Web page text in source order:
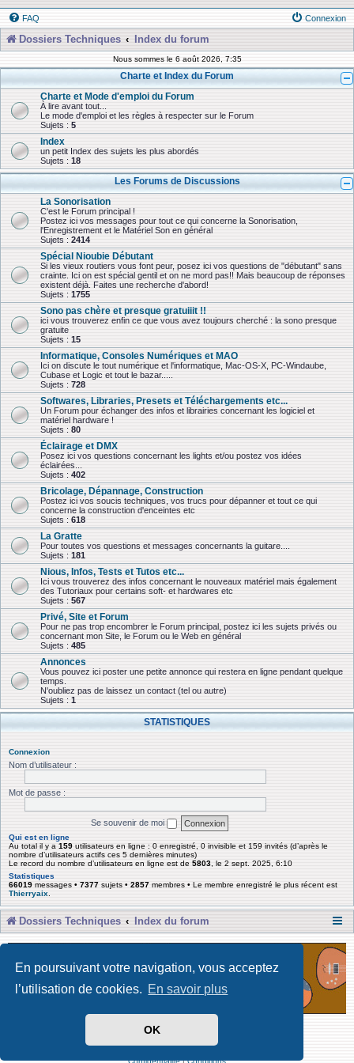
En poursuivant votre navigation, vous acceptez
l’utilisation de cookies. En savoir plus
OK
FAQ Connexion
Dossiers Techniques Index du forum
Nous sommes le 6 août 2026, 7:35
Charte et Index du Forum
Charte et Mode d'emploi du Forum
À lire avant tout...
Le mode d'emploi et les règles à respecter sur le Forum
Sujets : 5
Index
un petit Index des sujets les plus abordés
Sujets : 18
Les Forums de Discussions
La Sonorisation
C'est le Forum principal !
Postez ici vos messages pour tout ce qui concerne la Sonorisation,
l'Enregistrement et le Matériel Son en général
Sujets : 2414
Spécial Nioubie Débutant
Si les vieux routiers vous font peur, posez ici vos questions de "débutant" sans
crainte. Ici on est spécial gentil et on ne mord pas!! Mais beaucoup de réponses
existent déjà. Faites une recherche d'abord!
Sujets : 1755
Sono pas chère et presque gratuiiit !!
ici vous trouverez enfin ce que vous avez toujours cherché : la sono presque
gratuite
Sujets : 15
Informatique, Consoles Numériques et MAO
Ici on discute le tout numérique et l'informatique, Mac-OS-X, PC-Windaube,
Cubase et Logic et tout le bazar.....
Sujets : 728
Softwares, Libraries, Presets et Téléchargements etc...
Un Forum pour échanger des infos et librairies concernant les logiciel et
matériel hardware !
Sujets : 80
Éclairage et DMX
Posez ici vos questions concernant les lights et/ou postez vos idées
éclairées...
Sujets : 402
Bricolage, Dépannage, Construction
Postez ici vos soucis techniques, vos trucs pour dépanner et tout ce qui
concerne la construction d'enceintes etc
Sujets : 618
La Gratte
Pour toutes vos questions et messages concernants la guitare....
Sujets : 181
Nious, Infos, Tests et Tutos etc...
Ici vous trouverez des infos concernant le nouveaux matériel mais également
des Tutoriaux pour certains soft- et hardwares etc
Sujets : 567
Privé, Site et Forum
Pour ne pas trop encombrer le Forum principal, postez ici les sujets privés ou
concernant mon Site, le Forum ou le Web en général
Sujets : 485
Annonces
Vous pouvez ici poster une petite annonce qui restera en ligne pendant quelque
temps.
N'oubliez pas de laissez un contact (tel ou autre)
Sujets : 1
STATISTIQUES
Connexion
Nom d’utilisateur :
Mot de passe :
Se souvenir de moi
Qui est en ligne
Au total il y a 159 utilisateurs en ligne : 0 enregistré, 0 invisible et 159 invités (d’après le
nombre d’utilisateurs actifs ces 5 dernières minutes)
Le record du nombre d’utilisateurs en ligne est de 5803 , le 2 sept. 2025, 6:10
Statistiques
66019 messages • 7377 sujets • 2857 membres • Le membre enregistré le plus récent est
Thierryaix
Dossiers Techniques Index du forum
Développé par Forum Software © phpBB Limited
Traduit par phpBB-fr
Confidentialité|Conditions